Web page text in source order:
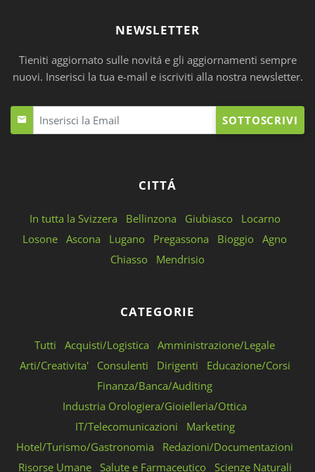
NEWSLETTER
Tieniti aggiornato sulle novitá e gli aggiornamenti sempre
nuovi. Inserisci la tua e-mail e iscriviti alla nostra newsletter.
SOTTOSCRIVI
CITTÁ
In tutta la Svizzera Bellinzona Giubiasco
Locarno
Losone Ascona Lugano Pregassona Bioggio Agno
Chiasso
Mendrisio
CATEGORIE
Tutti Acquisti/Logistica
Amministrazione/Legale
Arti/Creativita'
Consulenti Dirigenti
Educazione/Corsi
Finanza/Banca/Auditing
Industria Orologiera/Gioielleria/Ottica
IT/Telecomunicazioni
Marketing
Hotel/Turismo/Gastronomia
Redazioni/Documentazioni
Risorse Umane
Salute e Farmaceutico Scienze Naturali